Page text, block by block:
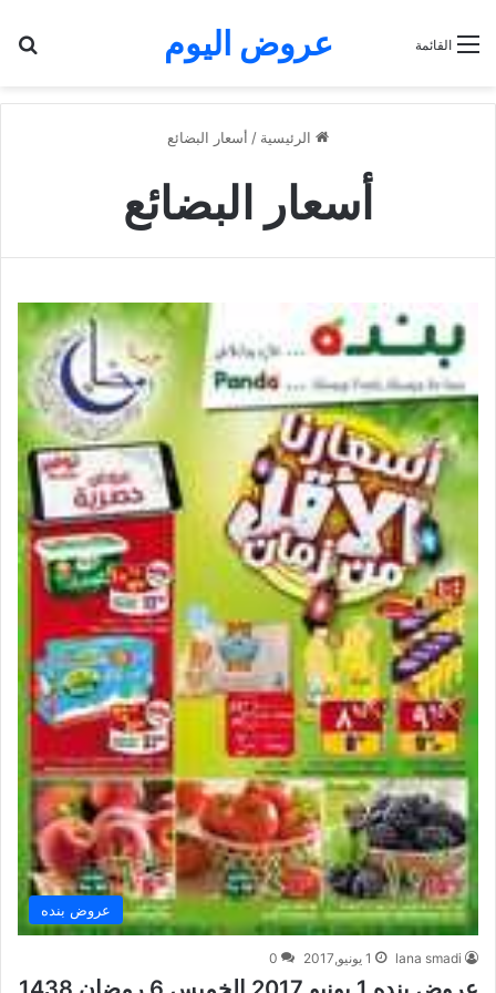
عروض اليوم القائمة
الرئيسية / أسعار البضائع
أسعار البضائع
عروض بنده
lana smadi 1 يونيو,2017 0